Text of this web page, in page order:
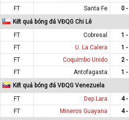
FT
Santa Fe 0 -
Kết quả bóng đá VĐQG Chi Lê
FT
Cobresal 1 -
FT
U. La Calera 1 -
FT
Coquimbo Unido 2 -
FT
Antofagasta 1 -
Kết quả bóng đá VĐQG Venezuela
FT
Dep.Lara 4 -
FT
Mineros Guayana 4 -